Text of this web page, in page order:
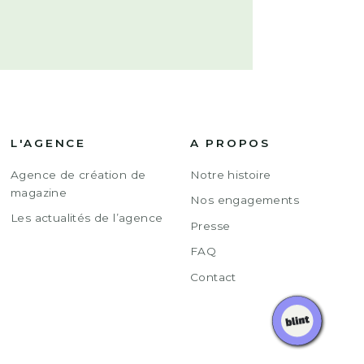
L'AGENCE
Agence de création de
magazine
Les actualités de l’agence
A PROPOS
Notre histoire
Nos engagements
Presse
FAQ
Contact